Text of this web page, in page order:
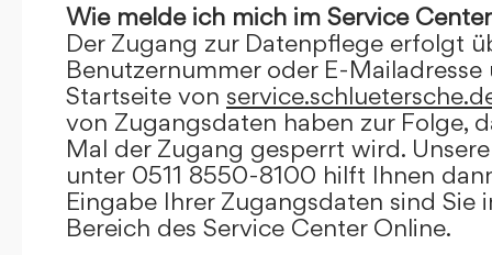
Wie melde ich mich im Service
Der Zugang zur Datenpflege erfolgt
Benutzernummer oder E-
Startseite von
von Zugangsdaten haben zur Folge,
Mal der Zugang gesperrt wird.
unter 0511 8550-8100 hilft Ihnen
Eingabe Ihrer Zugangsdaten sind Sie
Bereich des Service Center Online.